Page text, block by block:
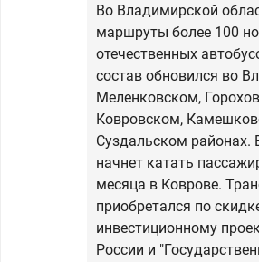
Во Владимирской
маршруты более 100
отечественных
состав обновился во
Меленковском,
Ковровском,
Суздальском районах.
начнет катать
месяца в Коврове.
приобретался по
инвестиционному
России и